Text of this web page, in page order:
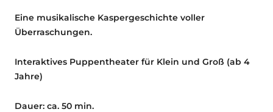
Eine musikalische Kaspergeschichte voller
Überraschungen.
Interaktives Puppentheater für Klein und Groß (ab 4
Jahre)
Dauer: ca. 50 min.